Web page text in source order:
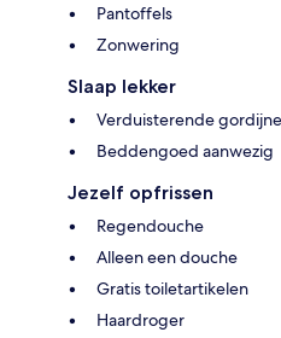
Pantoffels
Zonwering
Slaap lekker
Verduisterende
Beddengoed aanwezig
Jezelf opfrissen
Regendouche
Alleen een douche
Gratis toiletartikelen
Haardroger